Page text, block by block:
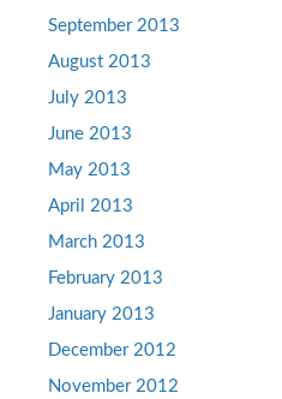
September 2013
August 2013
July 2013
June 2013
May 2013
April 2013
March 2013
February 2013
January 2013
December 2012
November 2012